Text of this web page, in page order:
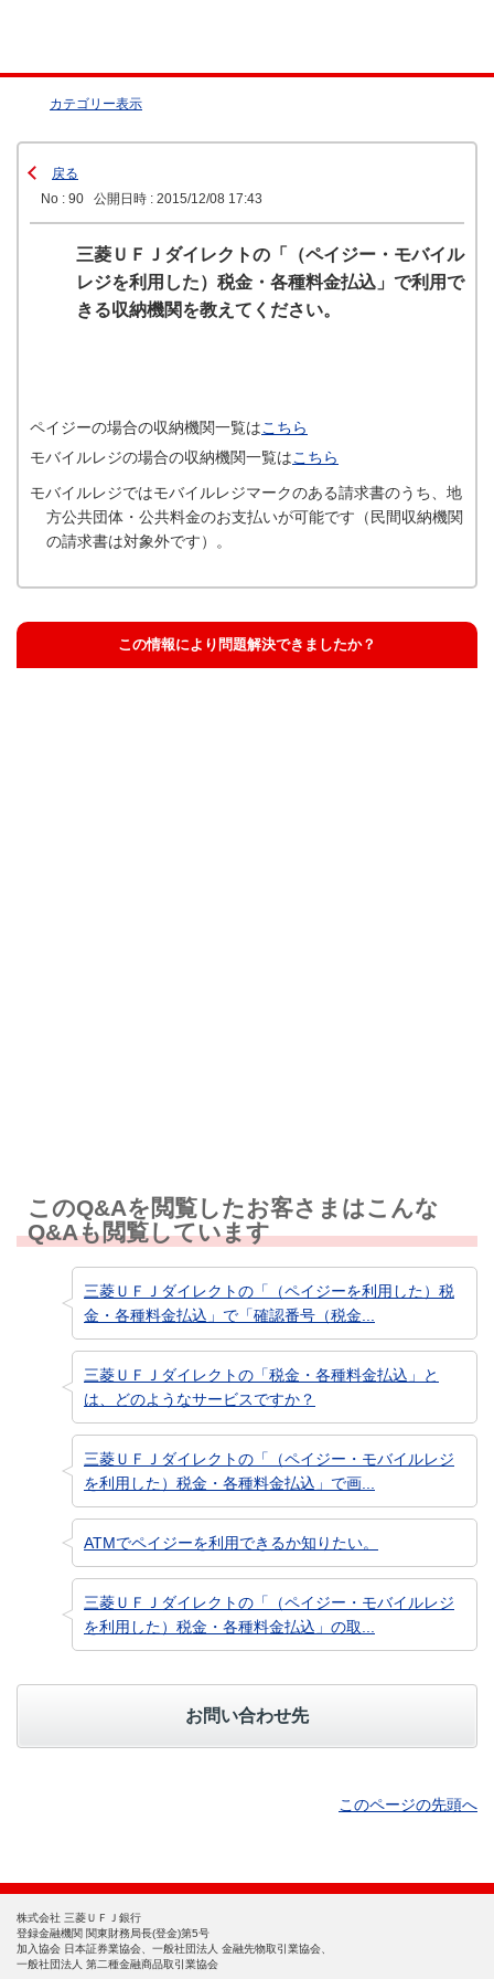
カテゴリー表示
戻る
No : 90
公開日時 : 2015/12/08 17:43
三菱ＵＦＪダイレクトの「（ペイジー・モバイル
レジを利用した）税金・各種料金払込」で利用で
きる収納機関を教えてください。
ペイジーの場合の収納機関一覧はこちら
モバイルレジの場合の収納機関一覧はこちら
モバイルレジではモバイルレジマークのある請求書のうち、地
方公共団体・公共料金のお支払いが可能です（民間収納機関
の請求書は対象外です）。
この情報により問題解決できましたか？
このQ&Aを閲覧したお客さまはこんな
Q&Aも閲覧しています
三菱ＵＦＪダイレクトの「（ペイジーを利用した）税
金・各種料金払込」で「確認番号（税金...
三菱ＵＦＪダイレクトの「税金・各種料金払込」と
は、どのようなサービスですか？
三菱ＵＦＪダイレクトの「（ペイジー・モバイルレジ
を利用した）税金・各種料金払込」で画...
ATMでペイジーを利用できるか知りたい。
三菱ＵＦＪダイレクトの「（ペイジー・モバイルレジ
を利用した）税金・各種料金払込」の取...
お問い合わせ先
このページの先頭へ
株式会社 三菱ＵＦＪ銀行
登録金融機関 関東財務局長(登金)第5号
加入協会 日本証券業協会、一般社団法人 金融先物取引業協会、
一般社団法人 第二種金融商品取引業協会